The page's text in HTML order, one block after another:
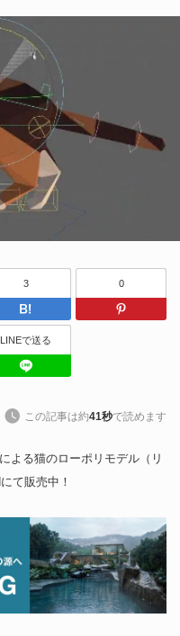
Facebook
3
はてなブッ
0
Tumblr
LINEで送る
この記事は約41秒で読めます
よる猫のローポリモデル（リ
て販売中！